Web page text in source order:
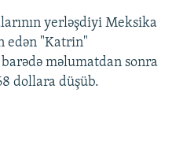
yerləşdiyi Meksika
edən "Katrin"
məlumatdan sonra
dollara düşüb.